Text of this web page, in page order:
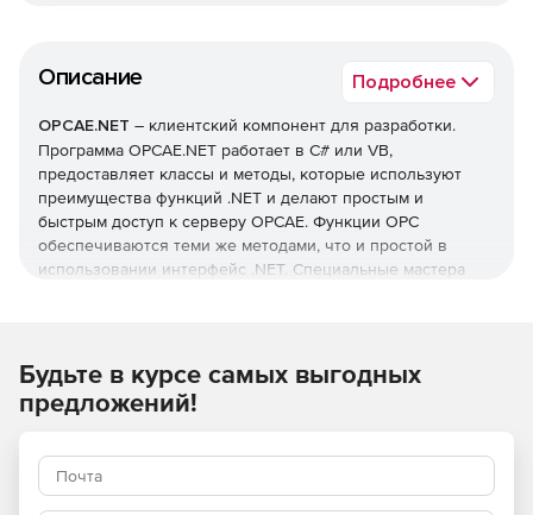
Описание Подробнее
OPCAE.NET – клиентский компонент для разработки.
Программа OPCAE.NET работает в C# или VB,
предоставляет классы и методы, которые используют
преимущества функций .NET и делают простым и
быстрым доступ к серверу OPCAE. Функции OPC
обеспечиваются теми же методами, что и простой в
использовании интерфейс .NET. Специальные мастера
Другим преимуществом OPCAE.NET является наличие
тестового сервера моделирования и нескольких
кода на C# и VB. Клиент EventView обрабатывает широкий
спектр сигналов тревоги. Обращение OPCAE может быть
добавлено в любое приложение Windows Form путем
Будьте в курсе самых выгодных
предложений!